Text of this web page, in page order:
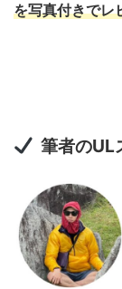
を写真付きでレ
筆者のUL